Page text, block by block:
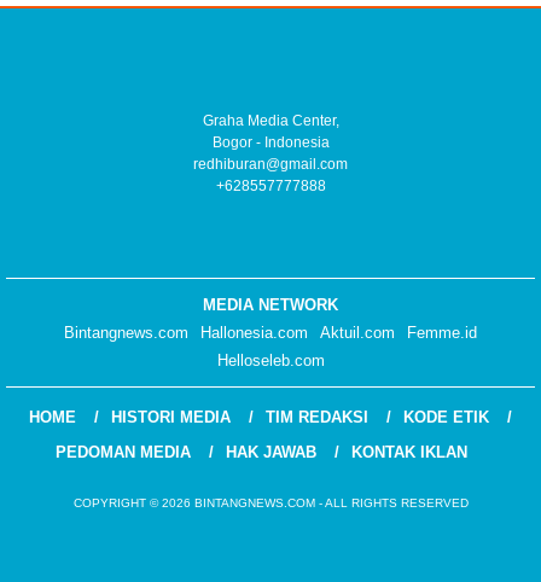
Graha Media Center,
Bogor - Indonesia
redhiburan@gmail.com
+628557777888
MEDIA NETWORK
Bintangnews.com
Hallonesia.com Aktuil.com
Femme.id
Helloseleb.com
HOME HISTORI MEDIA TIM REDAKSI
KODE ETIK
PEDOMAN MEDIA
HAK JAWAB KONTAK IKLAN
COPYRIGHT © 2026 BINTANGNEWS.COM - ALL RIGHTS RESERVED